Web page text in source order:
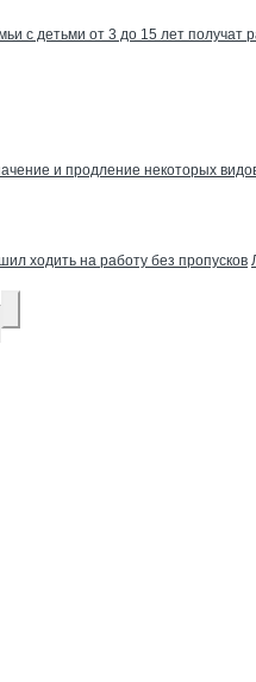
с детьми от 3 до 15 лет получат
и продление некоторых
ходить на работу без пропусков